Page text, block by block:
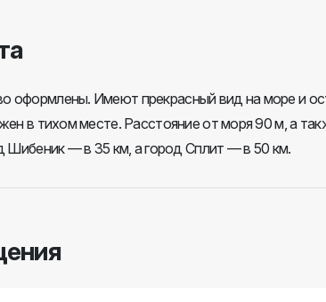
оформлены. Имеют прекрасный вид на море и
в тихом месте. Расстояние от моря 90 м, а
Шибеник — в 35 км, а город Сплит — в 50 км.